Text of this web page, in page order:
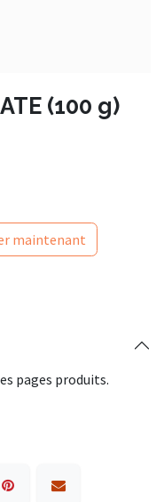
(100 g)
maintenant
pages produits.